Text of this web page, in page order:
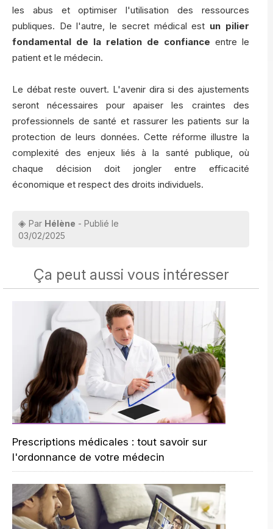
les abus et optimiser l'utilisation des ressources
publiques. De l'autre, le secret médical est un pilier
fondamental de la relation de confiance entre le
patient et le médecin.
Le débat reste ouvert. L'avenir dira si des ajustements
seront nécessaires pour apaiser les craintes des
professionnels de santé et rassurer les patients sur la
protection de leurs données. Cette réforme illustre la
complexité des enjeux liés à la santé publique, où
chaque décision doit jongler entre efficacité
économique et respect des droits individuels.
Par Hélène - Publié le
03/02/2025
Ça peut aussi vous intéresser
Prescriptions médicales : tout savoir sur
l'ordonnance de votre médecin